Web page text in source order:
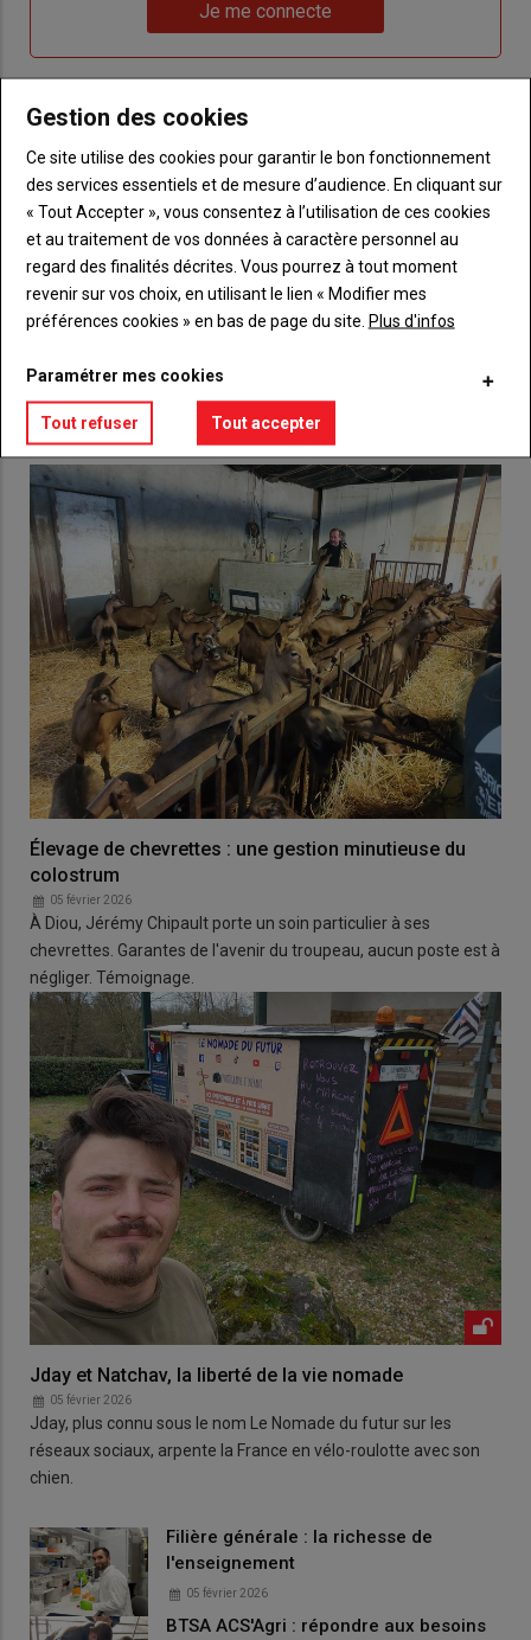
de
me
connecte"
Je me connecte
titre
TITRE CRÉEZ UN COMPTE
BodyChoisissez votre formule et créez votre
compte pour accéder à tout {nom-site}.
Lien Créez un compte
VOUS AIMEREZ AUSSI
Élevage de chevrettes : une gestion minutieuse du
colostrum
05 février 2026
À Diou, Jérémy Chipault porte un soin particulier à ses
chevrettes. Garantes de l'avenir du troupeau, aucun poste est à
négliger. Témoignage.
Jday et Natchav, la liberté de la vie nomade
05 février 2026
Jday, plus connu sous le nom Le Nomade du futur sur les
réseaux sociaux, arpente la France en vélo-roulotte avec son
chien.
Filière générale : la richesse de
l'enseignement
05 février 2026
BTSA ACS'Agri : répondre aux besoins
Gestion des cookies
Ce site utilise des cookies pour garantir le bon fonctionnement
des services essentiels et de mesure d’audience. En cliquant sur
« Tout Accepter », vous consentez à l’utilisation de ces cookies
et au traitement de vos données à caractère personnel au
regard des finalités décrites. Vous pourrez à tout moment
revenir sur vos choix, en utilisant le lien « Modifier mes
préférences cookies » en bas de page du site. Plus d'infos
Paramétrer mes cookies
Tout refuser Tout accepter